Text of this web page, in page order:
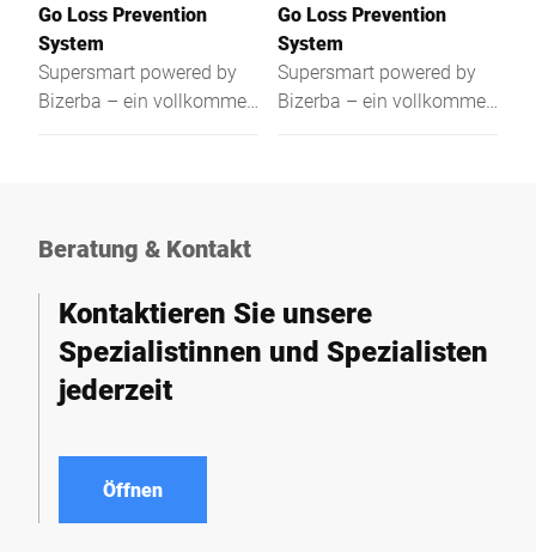
Go Loss Prevention
System
Supersmart powered by
Bizerba – ein vollkommen
Go Loss Prevention
System
Supersmart powered by
Bizerba – ein vollkommen
Beratung & Kontakt
Kontaktieren Sie unsere
Spezialistinnen und Spezialisten
jederzeit
Öffnen